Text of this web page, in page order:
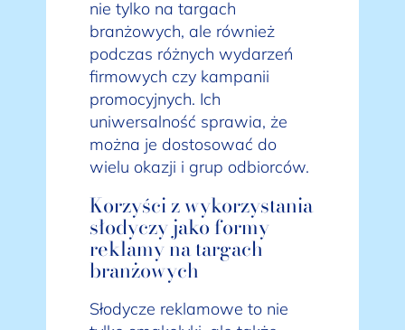
nie tylko na targach
branżowych, ale również
podczas różnych wydarzeń
firmowych czy kampanii
promocyjnych. Ich
uniwersalność sprawia, że
można je dostosować do
wielu okazji i grup odbiorców.
Korzyści z wykorzystania
słodyczy jako formy
reklamy na targach
branżowych
Słodycze reklamowe to nie